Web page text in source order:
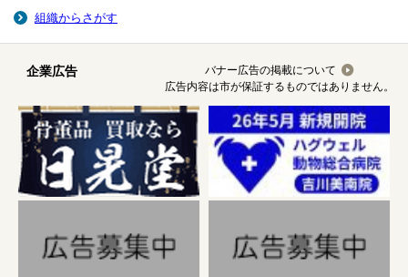
組織からさがす
企業広告
バナー広告の掲載について
広告内容は市が保証するものではありません。